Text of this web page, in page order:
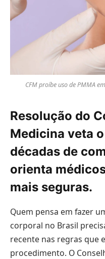
CFM proíbe uso de PMMA
Resolução do
Medicina veta
décadas de
orienta
mais seguras.
Quem pensa em fazer
corporal no Brasil
recente nas regras que
procedimento. O